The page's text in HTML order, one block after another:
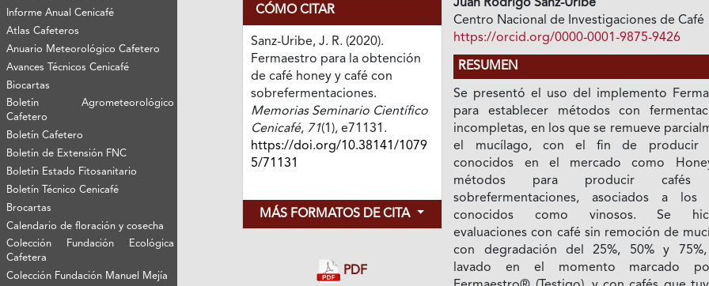
Informe Anual Cenicafé
Atlas Cafeteros
Anuario Meteorológico Cafetero
Avances Técnicos Cenicafé
Biocartas
Boletín Agrometeorológico
Cafetero
Boletín Cafetero
Boletín de Extensión FNC
Boletín Estado Fitosanitario
Boletín Técnico Cenicafé
Brocartas
Calendario de floración y cosecha
Colección Fundación Ecológica
Cafetera
Colección Fundación Manuel Mejía
CÓMO CITAR
Sanz-Uribe, J. R. (2020).
Fermaestro para la obtención
de café honey y café con
sobrefermentaciones.
Memorias Seminario Científico
Cenicafé, 71(1), e71131.
https://doi.org/10.38141/1079
5/71131
MÁS FORMATOS DE CITA
PDF
Juan Rodrigo Sanz-Uribe
Centro Nacional de Investigaciones de Café
https://orcid.org/0000-0001-9875-9426
RESUMEN
Se presentó el uso del implemento
para establecer métodos con
incompletas, en los que se remueve
el mucílago, con el fin de producir
conocidos en el mercado como
métodos para producir cafés
sobrefermentaciones, asociados a los
conocidos como vinosos. Se
evaluaciones con café sin remoción de
con degradación del 25%, 50% y
lavado en el momento marcado